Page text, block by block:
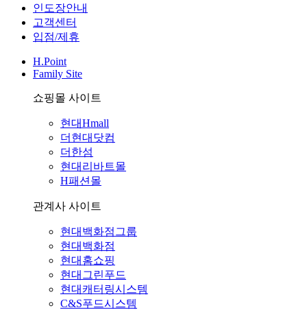
인도장안내
고객센터
입점/제휴
H.Point
Family Site
쇼핑몰 사이트
현대Hmall
더현대닷컴
더한섬
현대리바트몰
H패션몰
관계사 사이트
현대백화점그룹
현대백화점
현대홈쇼핑
현대그린푸드
현대캐터링시스템
C&S푸드시스템